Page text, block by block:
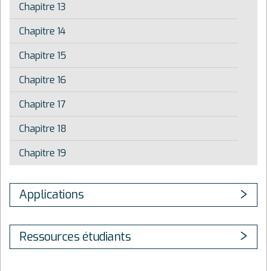
Chapitre 13
Chapitre 14
Chapitre 15
Chapitre 16
Chapitre 17
Chapitre 18
Chapitre 19
Applications
Ressources étudiants